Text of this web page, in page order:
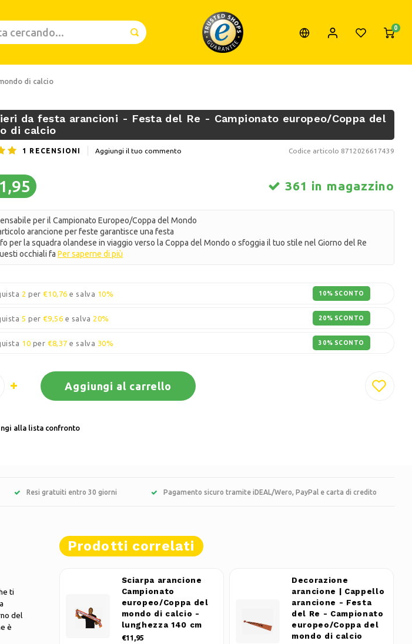
0
di calcio
da festa arancioni - Festa del Re - Campionato europeo/Coppa del
di calcio
1 RECENSIONI Aggiungi il tuo commento Codice articolo 8712026617439
361 in magazzino
per il Campionato Europeo/Coppa del Mondo
arancione per feste garantisce una festa
per la squadra olandese in viaggio verso la Coppa del Mondo o sfoggia il tuo stile nel Giorno del Re
occhiali fa Per saperne di più
2 per€10,76 e salva 10% 10% SCONTO
5 per€9,56 e salva 20% 20% SCONTO
10 per €8,37 e salva 30% 30% SCONTO
Aggiungi al carrello
alla lista confronto
Resi gratuiti entro 30 giorni Pagamento sicuro tramite iDEAL/Wero, PayPal e carta di credito
ti
del
è
Prodotti correlati
Sciarpa arancione
Campionato
europeo/Coppa del
mondo di calcio -
lunghezza 140 cm
€11,95
Decorazione
arancione | Cappello
arancione - Festa
del Re - Campionato
europeo/Coppa del
mondo di calcio